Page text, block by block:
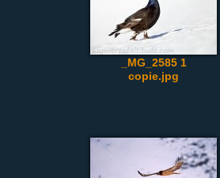
_MG_2585 1
copie.jpg